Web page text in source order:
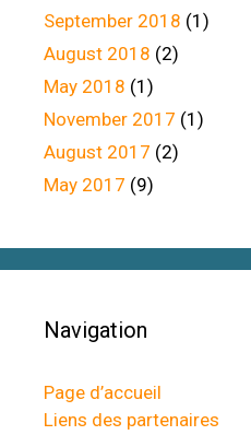
September 2018 (1)
August 2018 (2)
May 2018 (1)
November 2017 (1)
August 2017 (2)
May 2017 (9)
Navigation
Page d’accueil
Liens des partenaires